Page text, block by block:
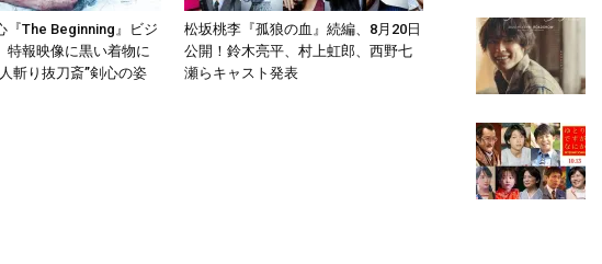
『The Beginning』ビジ
特報映像に黒い着物に
斬り抜刀斎”剣心の姿
松坂桃李『孤狼の血』続編、8月20日
公開！鈴木亮平、村上虹郎、西野七
瀬らキャスト発表